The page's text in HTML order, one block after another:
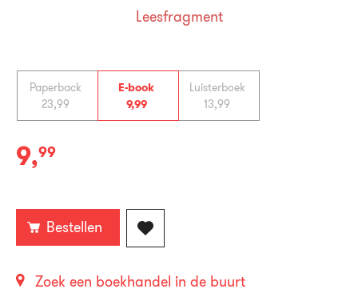
Paperback
23,99
E-book
9,99
Luisterboek
13,99
E-
9,99
Bestellen
Zoek een boekhandel in de buurt
Leesfragment